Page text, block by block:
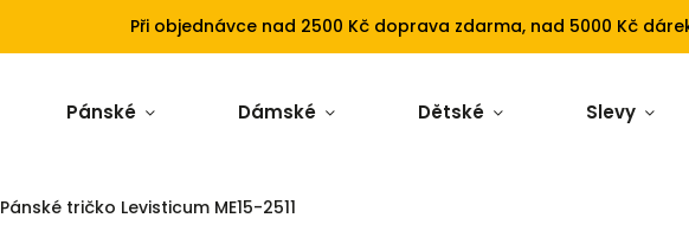
Při objednávce nad 2500 Kč doprava zdarma, nad 5000 Kč
Pánské Dámské Dětské Slevy
Pánské tričko Levisticum ME15-2511